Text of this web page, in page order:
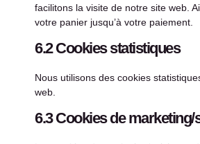
facilitons la visite de notre site web.
votre panier jusqu’à votre paiement.
6.2 Cookies statistiques
Nous utilisons des cookies
web.
6.3 Cookies de marketing/